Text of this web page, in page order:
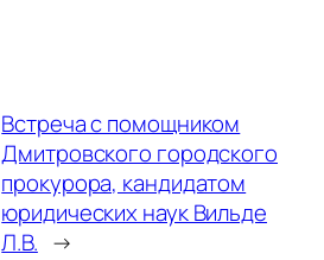
Встреча с помощником
Дмитровского городского
прокурора, кандидатом
юридических наук Вильде
Л.В. →